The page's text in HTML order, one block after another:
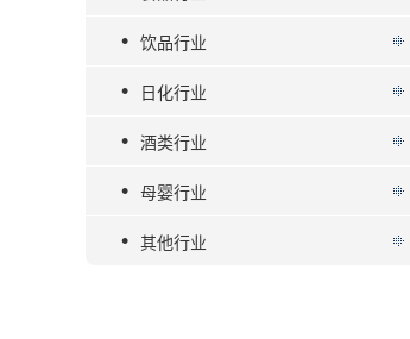
• 饮品行业
• 日化行业
• 酒类行业
• 母婴行业
• 其他行业